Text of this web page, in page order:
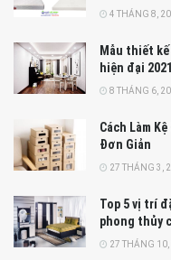
4 THÁNG 8,
Mẫu thiết kế
hiện đại 2021
8 THÁNG 6,
Cách Làm
Đơn Giản
27 THÁNG 3,
Top 5 vị trí
phong thủy
27 THÁNG 10,